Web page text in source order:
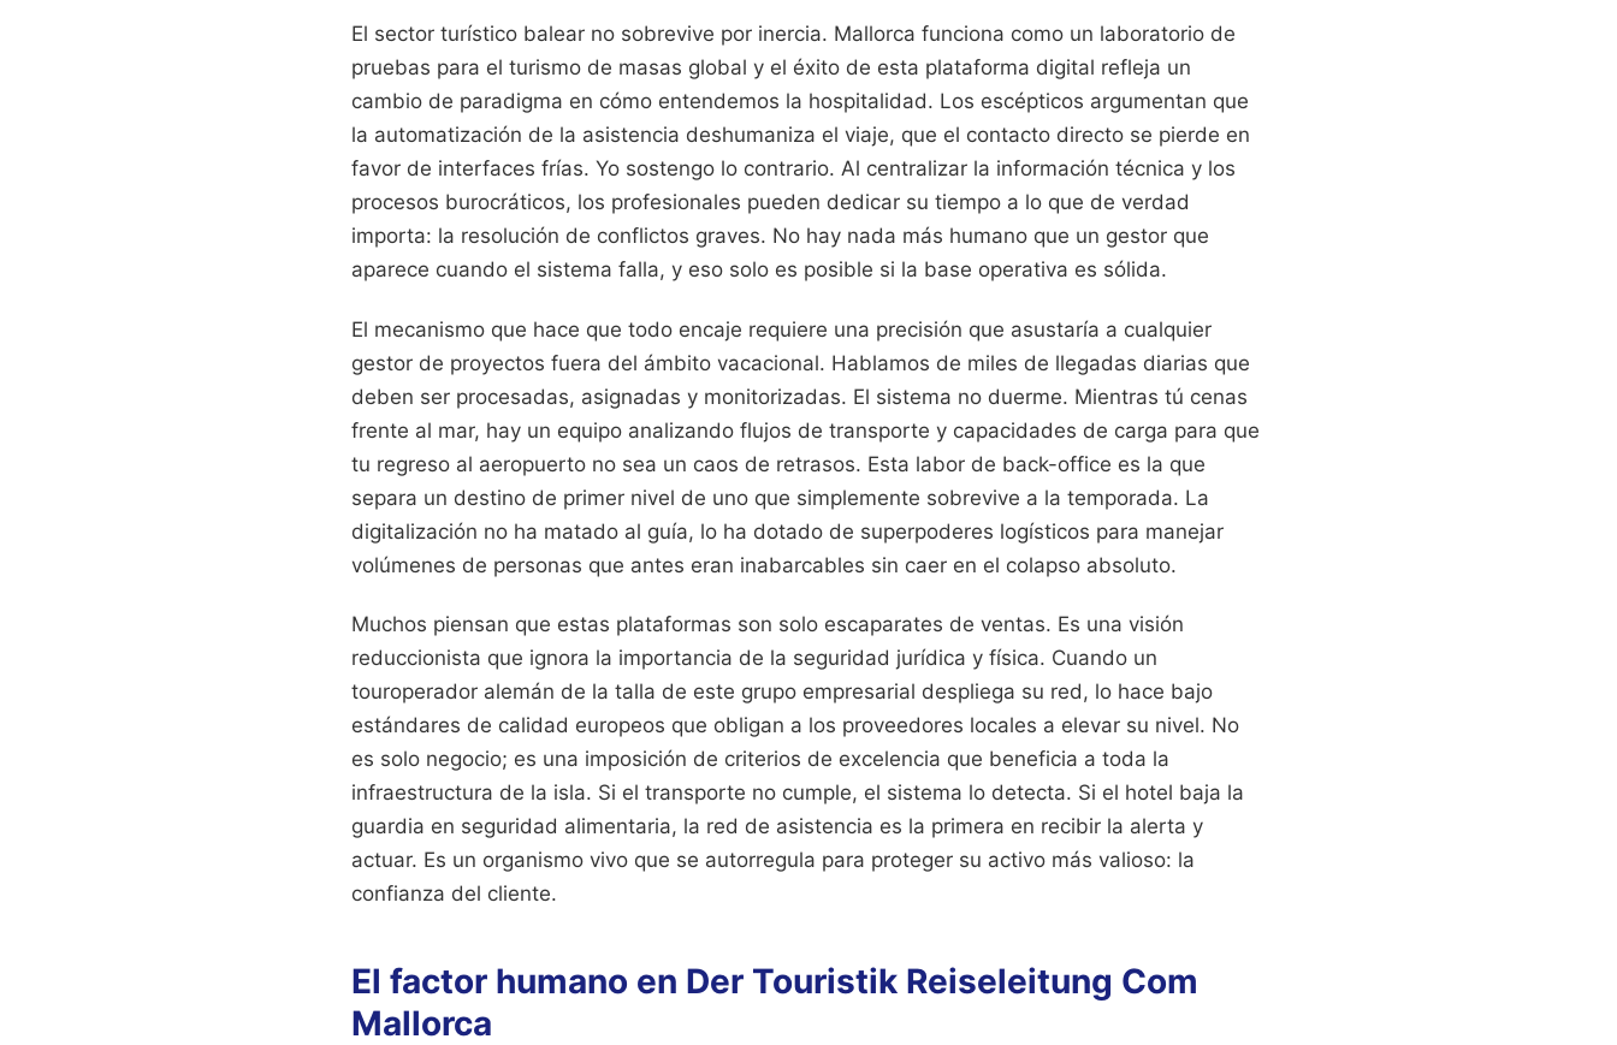
El sector turístico balear no sobrevive por inercia. Mallorca funciona como un laboratorio de
pruebas para el turismo de masas global y el éxito de esta plataforma digital refleja un
cambio de paradigma en cómo entendemos la hospitalidad. Los escépticos argumentan que
la automatización de la asistencia deshumaniza el viaje, que el contacto directo se pierde en
favor de interfaces frías. Yo sostengo lo contrario. Al centralizar la información técnica y los
procesos burocráticos, los profesionales pueden dedicar su tiempo a lo que de verdad
importa: la resolución de conflictos graves. No hay nada más humano que un gestor que
aparece cuando el sistema falla, y eso solo es posible si la base operativa es sólida.
El mecanismo que hace que todo encaje requiere una precisión que asustaría a cualquier
gestor de proyectos fuera del ámbito vacacional. Hablamos de miles de llegadas diarias que
deben ser procesadas, asignadas y monitorizadas. El sistema no duerme. Mientras tú cenas
frente al mar, hay un equipo analizando flujos de transporte y capacidades de carga para que
tu regreso al aeropuerto no sea un caos de retrasos. Esta labor de back-office es la que
separa un destino de primer nivel de uno que simplemente sobrevive a la temporada. La
digitalización no ha matado al guía, lo ha dotado de superpoderes logísticos para manejar
volúmenes de personas que antes eran inabarcables sin caer en el colapso absoluto.
Muchos piensan que estas plataformas son solo escaparates de ventas. Es una visión
reduccionista que ignora la importancia de la seguridad jurídica y física. Cuando un
touroperador alemán de la talla de este grupo empresarial despliega su red, lo hace bajo
estándares de calidad europeos que obligan a los proveedores locales a elevar su nivel. No
es solo negocio; es una imposición de criterios de excelencia que beneficia a toda la
infraestructura de la isla. Si el transporte no cumple, el sistema lo detecta. Si el hotel baja la
guardia en seguridad alimentaria, la red de asistencia es la primera en recibir la alerta y
actuar. Es un organismo vivo que se autorregula para proteger su activo más valioso: la
confianza del cliente.
El factor humano en Der Touristik Reiseleitung Com
Mallorca